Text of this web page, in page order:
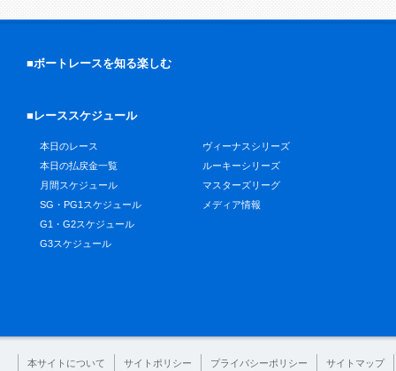
■ボートレースを知る楽しむ
■レーススケジュール
本日のレース
本日の払戻金一覧
月間スケジュール
SG・PG1スケジュール
G1・G2スケジュール
G3スケジュール
ヴィーナスシリーズ
ルーキーシリーズ
マスターズリーグ
メディア情報
本サイトについて サイトポリシー プライバシーポリシー サイトマップ